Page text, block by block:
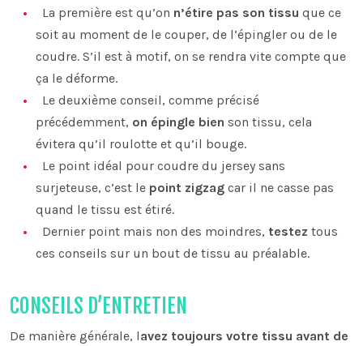
La première est qu’on n’étire pas son tissu que ce
soit au moment de le couper, de l’épingler ou de le
coudre. S’il est à motif, on se rendra vite compte que
ça le déforme.
Le deuxième conseil, comme précisé
précédemment, on épingle bien son tissu, cela
évitera qu’il roulotte et qu’il bouge.
Le point idéal pour coudre du jersey sans
surjeteuse, c’est le point zigzag car il ne casse pas
quand le tissu est étiré.
Dernier point mais non des moindres, testez tous
ces conseils sur un bout de tissu au préalable.
CONSEILS D’ENTRETIEN
De manière générale, lavez toujours votre tissu avant de